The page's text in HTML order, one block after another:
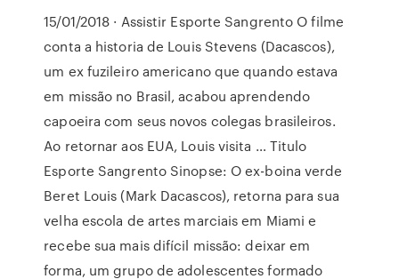
15/01/2018 · Assistir Esporte Sangrento O filme
conta a historia de Louis Stevens (Dacascos),
um ex fuzileiro americano que quando estava
em missão no Brasil, acabou aprendendo
capoeira com seus novos colegas brasileiros.
Ao retornar aos EUA, Louis visita … Titulo
Esporte Sangrento Sinopse: O ex-boina verde
Beret Louis (Mark Dacascos), retorna para sua
velha escola de artes marciais em Miami e
recebe sua mais difícil missão: deixar em
forma, um grupo de adolescentes formado